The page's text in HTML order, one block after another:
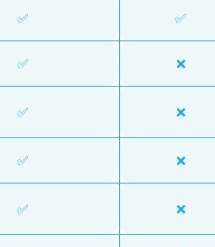
✅ ✅
✅ ❌
✅ ❌
✅ ❌
✅ ❌